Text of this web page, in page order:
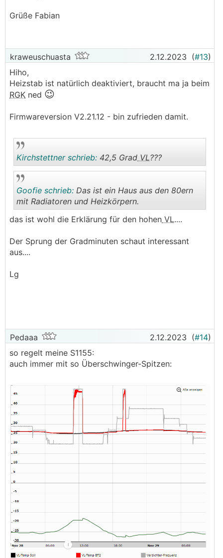
tollsten Überraschungn bei raus
Fabian
Grüße Fabian
kraweuschuasta 2.12.2023 (#13)
Hiho,
Heizstab ist natürlich deaktiviert, braucht ma ja beim
RGK ned 😉
Firmwareversion V2.21.12 - bin zufrieden damit.
.
Kirchstettner schrieb: 42,5 Grad VL???
Goofie schrieb: Das ist ein Haus aus den 80ern
mit Radiatoren und Heizkörpern.
das ist wohl die Erklärung für den hohen VL....
Der Sprung der Gradminuten schaut interessant
aus....
Lg
Pedaaa 2.12.2023 (#14)
so regelt meine S1155:
auch immer mit so Überschwinger-Spitzen: